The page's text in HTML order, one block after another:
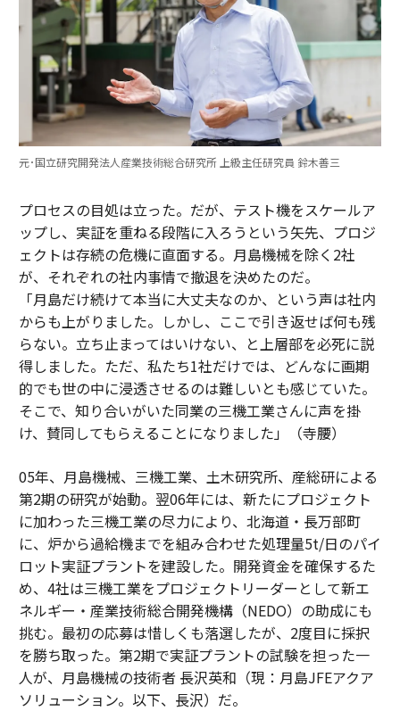
元･国立研究開発法人産業技術総合研究所 上級主任研究員 鈴木善三
プロセスの目処は立った。だが、テスト機をスケールア
ップし、実証を重ねる段階に入ろうという矢先、プロジ
ェクトは存続の危機に直面する。月島機械を除く2社
が、それぞれの社内事情で撤退を決めたのだ。
「月島だけ続けて本当に大丈夫なのか、という声は社内
からも上がりました。しかし、ここで引き返せば何も残
らない。立ち止まってはいけない、と上層部を必死に説
得しました。ただ、私たち1社だけでは、どんなに画期
的でも世の中に浸透させるのは難しいとも感じていた。
そこで、知り合いがいた同業の三機工業さんに声を掛
け、賛同してもらえることになりました」（寺腰）
05年、月島機械、三機工業、土木研究所、産総研による
第2期の研究が始動。翌06年には、新たにプロジェクト
に加わった三機工業の尽力により、北海道・長万部町
に、炉から過給機までを組み合わせた処理量5t/日のパイ
ロット実証プラントを建設した。開発資金を確保するた
め、4社は三機工業をプロジェクトリーダーとして新エ
ネルギー・産業技術総合開発機構（NEDO）の助成にも
挑む。最初の応募は惜しくも落選したが、2度目に採択
を勝ち取った。第2期で実証プラントの試験を担った一
人が、月島機械の技術者 長沢英和（現：月島JFEアクア
ソリューション。以下、長沢）だ。